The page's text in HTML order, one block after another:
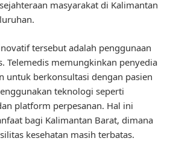
masyarakat di Kalimantan
tersebut adalah penggunaan
Telemedis memungkinkan penyedia
untuk berkonsultasi dengan pasien
teknologi seperti
platform perpesanan. Hal ini
bagi Kalimantan Barat, dimana
kesehatan masih terbatas.